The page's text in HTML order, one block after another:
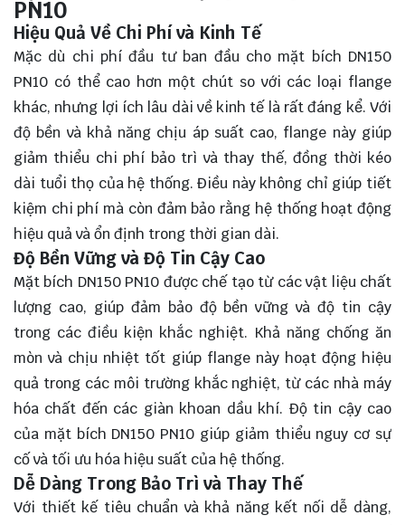
PN10
Hiệu Quả Về Chi Phí và Kinh Tế
Mặc dù chi phí đầu tư ban đầu cho mặt bích DN150
PN10 có thể cao hơn một chút so với các loại flange
khác, nhưng lợi ích lâu dài về kinh tế là rất đáng kể. Với
độ bền và khả năng chịu áp suất cao, flange này giúp
giảm thiểu chi phí bảo trì và thay thế, đồng thời kéo
dài tuổi thọ của hệ thống. Điều này không chỉ giúp tiết
kiệm chi phí mà còn đảm bảo rằng hệ thống hoạt động
hiệu quả và ổn định trong thời gian dài.
Độ Bền Vững và Độ Tin Cậy Cao
Mặt bích DN150 PN10 được chế tạo từ các vật liệu chất
lượng cao, giúp đảm bảo độ bền vững và độ tin cậy
trong các điều kiện khắc nghiệt. Khả năng chống ăn
mòn và chịu nhiệt tốt giúp flange này hoạt động hiệu
quả trong các môi trường khắc nghiệt, từ các nhà máy
hóa chất đến các giàn khoan dầu khí. Độ tin cậy cao
của mặt bích DN150 PN10 giúp giảm thiểu nguy cơ sự
cố và tối ưu hóa hiệu suất của hệ thống.
Dễ Dàng Trong Bảo Trì và Thay Thế
Với thiết kế tiêu chuẩn và khả năng kết nối dễ dàng,